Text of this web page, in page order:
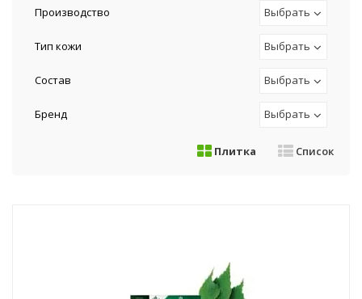
Производство Выбрать
Тип кожи Выбрать
Состав Выбрать
Бренд Выбрать
Плитка Список